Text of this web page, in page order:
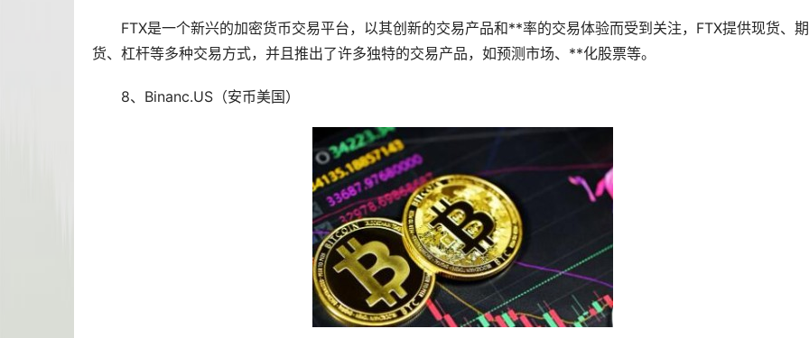
FTX是一个新兴的加密货币交易平台，以其创新的交易产品和**率的交易体验而受到关注，FTX提供现货、期
货、杠杆等多种交易方式，并且推出了许多独特的交易产品，如预测市场、**化股票等。
8、Binanc.US（安币美国）